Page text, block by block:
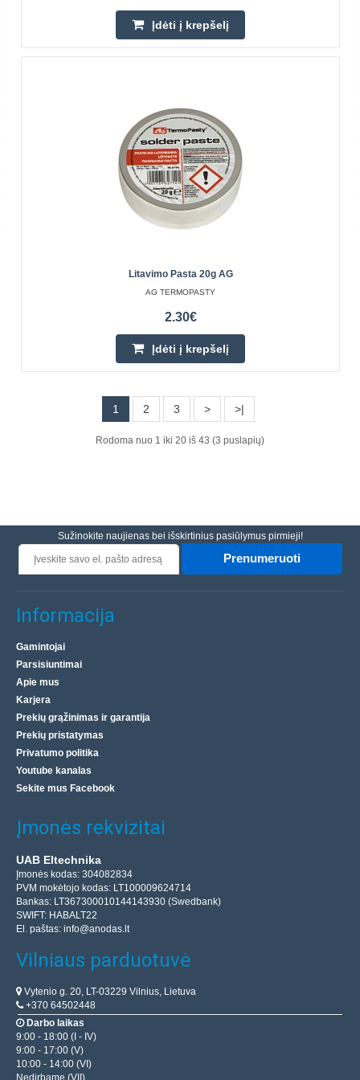
Litavimo rūgštis AG 35ml
Litavimo rūgštis yra medžiaga, naudojama dirbant ant
nikeliuotų paviršių. Buteliuke yra skysčio, kurį reikia
Prekių Pristatymas 4-6 D.d.
Įdėti į krepšelį
LP1 srautas SMD litavimui - 100ml
TERMOPASTY
TermoPasty siūlomas LP1 fliusas yra bespalvis, šiek tiek
ir mažu tankiu - 0,8 g/cm³ esant 20°C. Pro..
7.70€
Parduotuvėje Kaune NĖRA
Pridėti prie pageidavimų sąrašo
Įdėti į krepšelį
Litavimo Pasta 20g AG
AG TERMOPASTY
2.30€
Įdėti į krepšelį
1 2 3 > >|
Rodoma nuo 1 iki 20 iš 43 (3 puslapių)
Sužinokite naujienas bei išskirtinius pasiūlymus pirmieji!
Prenumeruoti
Informacija
Gamintojai
Parsisiuntimai
Apie mus
Karjera
Prekių grąžinimas ir garantija
Prekių pristatymas
Privatumo politika
Youtube kanalas
Sekite mus Facebook
Įmonės rekvizitai
UAB Eltechnika
Įmonės kodas: 304082834
PVM mokėtojo kodas: LT100009624714
Bankas: LT367300010144143930 (Swedbank)
SWIFT: HABALT22
El. paštas: info@anodas.lt
Vilniaus parduotuvė
Vytenio g. 20, LT-03229 Vilnius, Lietuva
+370 64502448
Darbo laikas
9:00 - 18:00 (I - IV)
9:00 - 17:00 (V)
10:00 - 14:00 (VI)